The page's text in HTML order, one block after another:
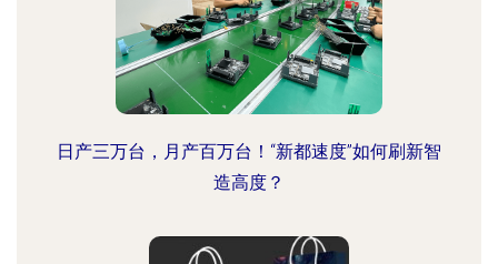
日产三万台，月产百万台！“新都速度”如何刷新智
造高度？